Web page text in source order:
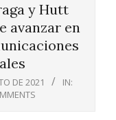
y Hutt
avanzar en
DE 2021
IN: